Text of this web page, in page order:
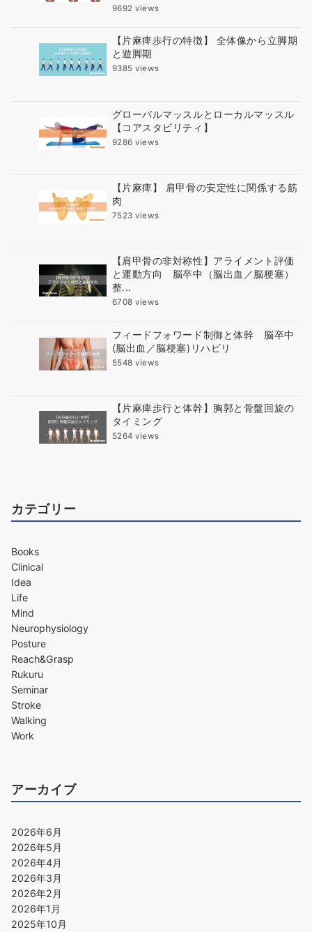
9692 views
【片麻痺歩行の特徴】 全体像から立脚期
と遊脚期
9385 views
グローバルマッスルとローカルマッスル
【コアスタビリティ】
9286 views
【片麻痺】 肩甲骨の安定性に関係する筋
肉
7523 views
【肩甲骨の非対称性】アライメント評価
と運動方向 脳卒中（脳出血／脳梗塞）
整...
6708 views
フィードフォワード制御と体幹 脳卒中
(脳出血／脳梗塞)リハビリ
5548 views
【片麻痺歩行と体幹】胸郭と骨盤回旋の
タイミング
5264 views
カテゴリー
Books
Clinical
Idea
Life
Mind
Neurophysiology
Posture
Reach&Grasp
Rukuru
Seminar
Stroke
Walking
Work
アーカイブ
2026年6月
2026年5月
2026年4月
2026年3月
2026年2月
2026年1月
2025年10月